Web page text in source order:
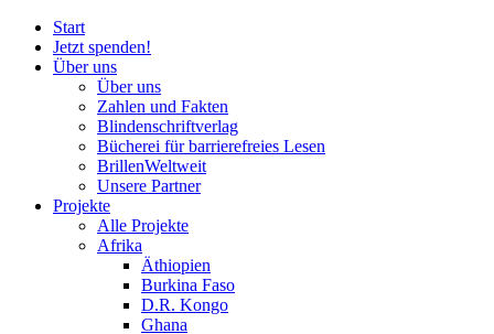
Start
Jetzt spenden!
Über uns
Über uns
Zahlen und Fakten
Blindenschriftverlag
Bücherei fürbarrierefreies Lesen
BrillenWeltweit
Unsere Partner
Projekte
Alle Projekte
Afrika
Äthiopien
Burkina Faso
D.R. Kongo
Ghana